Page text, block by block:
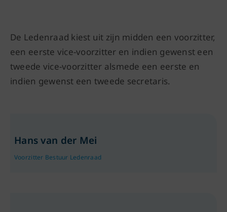
De Ledenraad kiest uit zijn midden een voorzitter,
een eerste vice-voorzitter en indien gewenst een
tweede vice-voorzitter alsmede een eerste en
indien gewenst een tweede secretaris.
Hans van der Mei
Voorzitter Bestuur Ledenraad